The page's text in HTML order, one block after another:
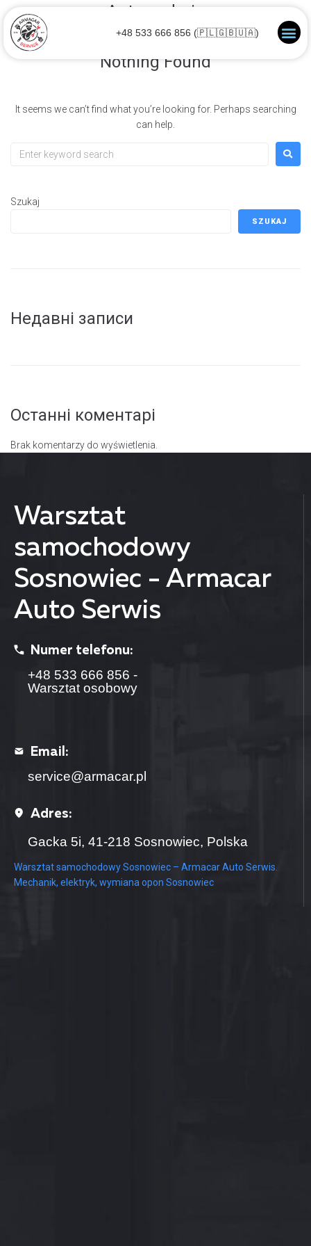
+48 533 666 856 (🇵🇱🇬🇧🇺🇦)
Autor: admin
Nothing Found
It seems we can’t find what you’re looking for. Perhaps searching
can help.
Szukaj
SZUKAJ
Недавні записи
Останні коментарі
Brak komentarzy do wyświetlenia.
Warsztat
samochodowy
Sosnowiec - Armacar
Auto Serwis
Numer telefonu:
+48 533 666 856 -
Warsztat osobowy
Email:
service@armacar.pl
Adres:
Gacka 5i, 41-218 Sosnowiec, Polska
Warsztat samochodowy Sosnowiec – Armacar Auto Serwis.
Mechanik, elektryk, wymiana opon Sosnowiec